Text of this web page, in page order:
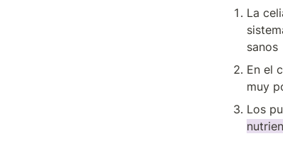
La
sanos
En el
muy
Los